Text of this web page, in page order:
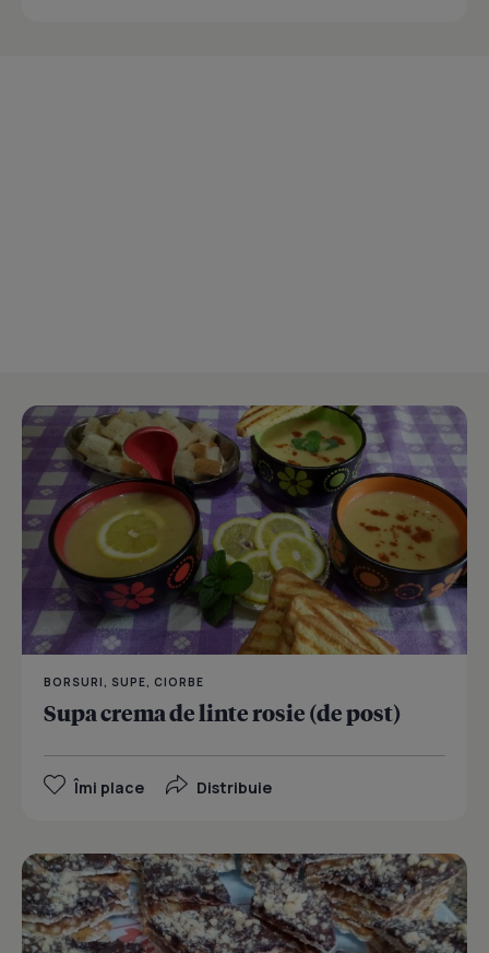
BORSURI, SUPE, CIORBE
Supa crema de linte rosie (de post)
Îmi place Distribuie